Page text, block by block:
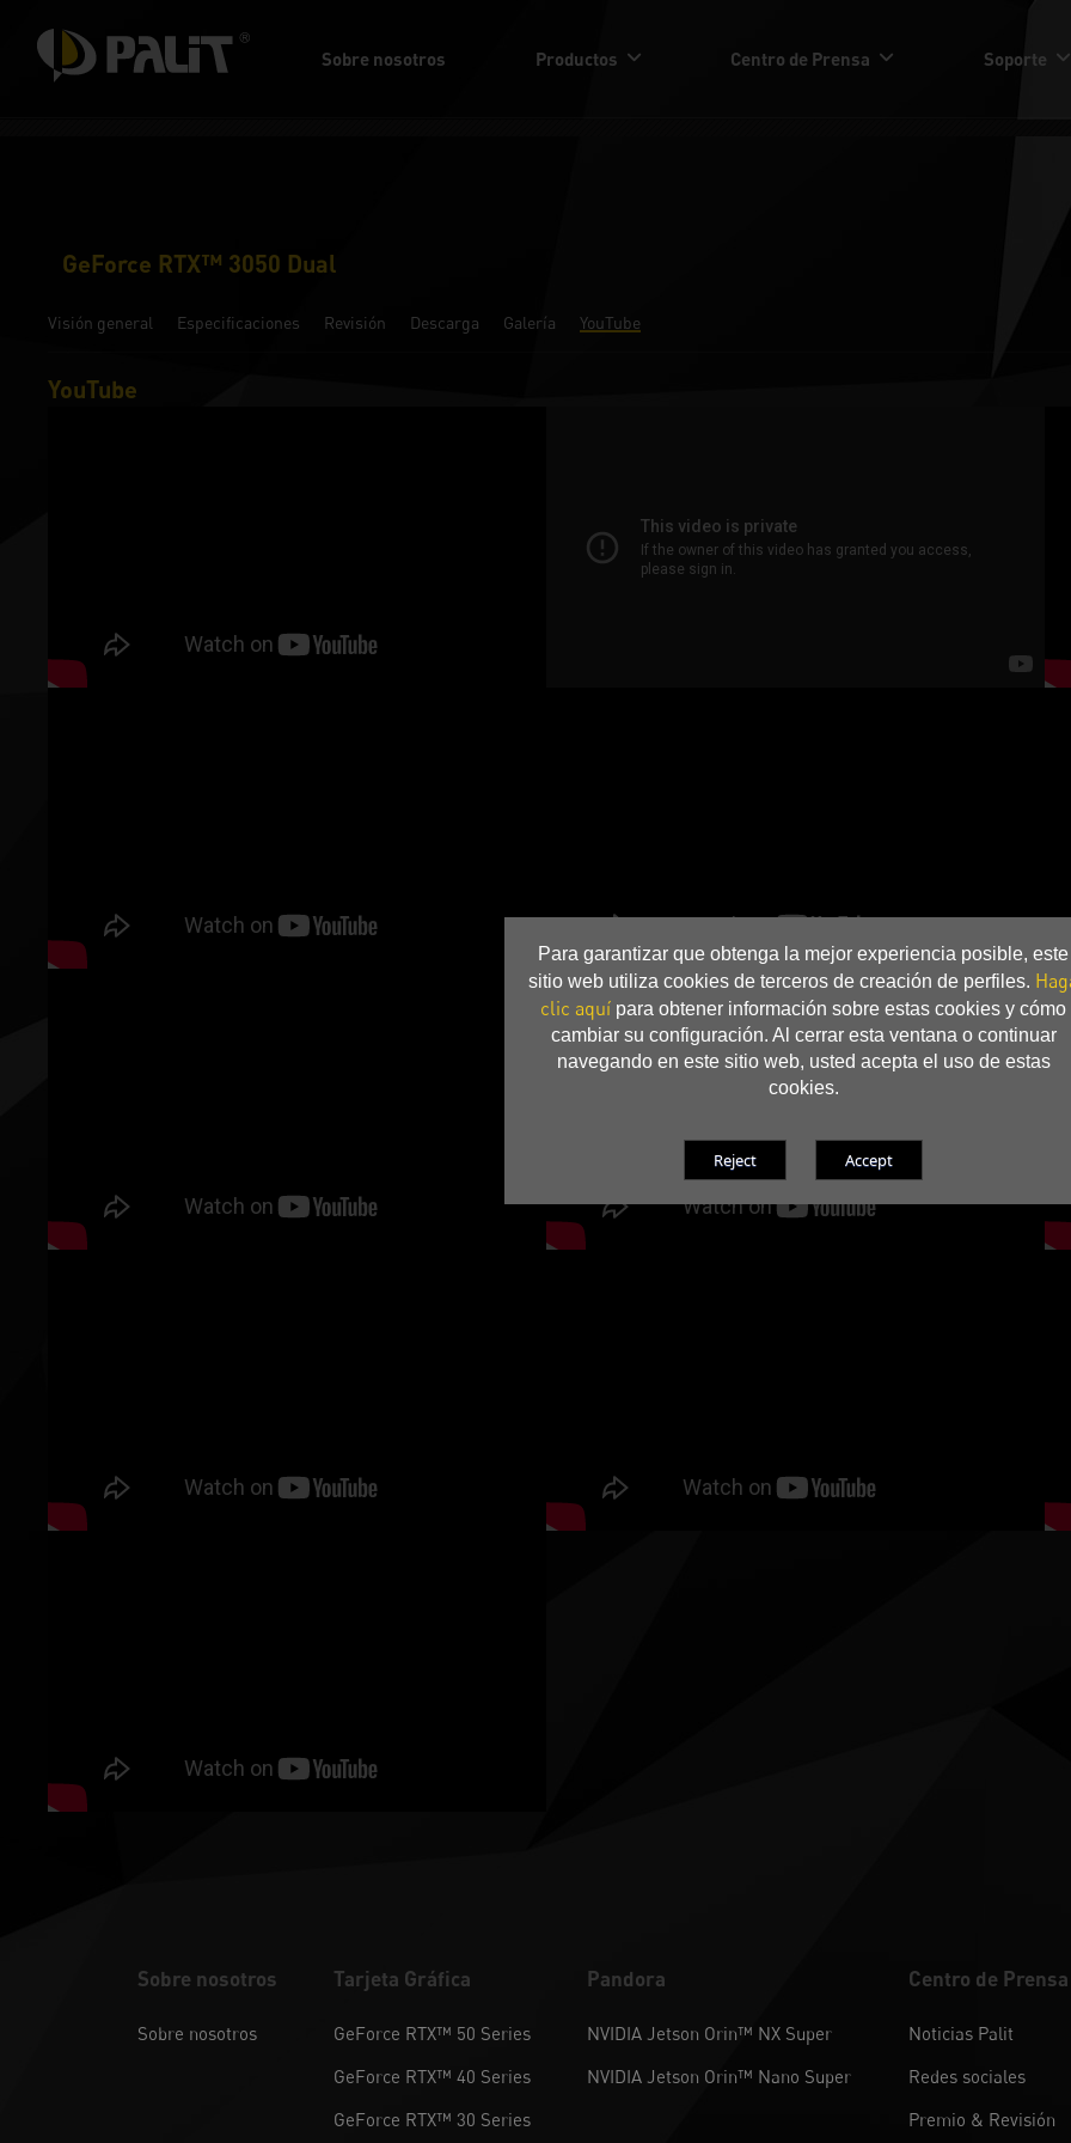
Para garantizar que obtenga la mejor experiencia posible, este
sitio web utiliza cookies de terceros de creación de perfiles.
clic aquí para obtener información sobre estas cookies y cómo
cambiar su configuración. Al cerrar esta ventana o continuar
navegando en este sitio web, usted acepta el uso de estas
cookies.
Sobre nosotros Productos Centro de Prensa Soporte
GeForce RTX™ 3050 Dual
Visión general Especificaciones Revisión Descarga Galería YouTube
YouTube
Sobre nosotros
Sobre nosotros
Tarjeta Gráfica
GeForce RTX™ 50 Series
GeForce RTX™ 40 Series
GeForce RTX™ 30 Series
Pandora
NVIDIA Jetson Orin™ NX Super
NVIDIA Jetson Orin™ Nano Super
Centro de Prensa
Noticias Palit
Redes sociales
Premio & Revisión